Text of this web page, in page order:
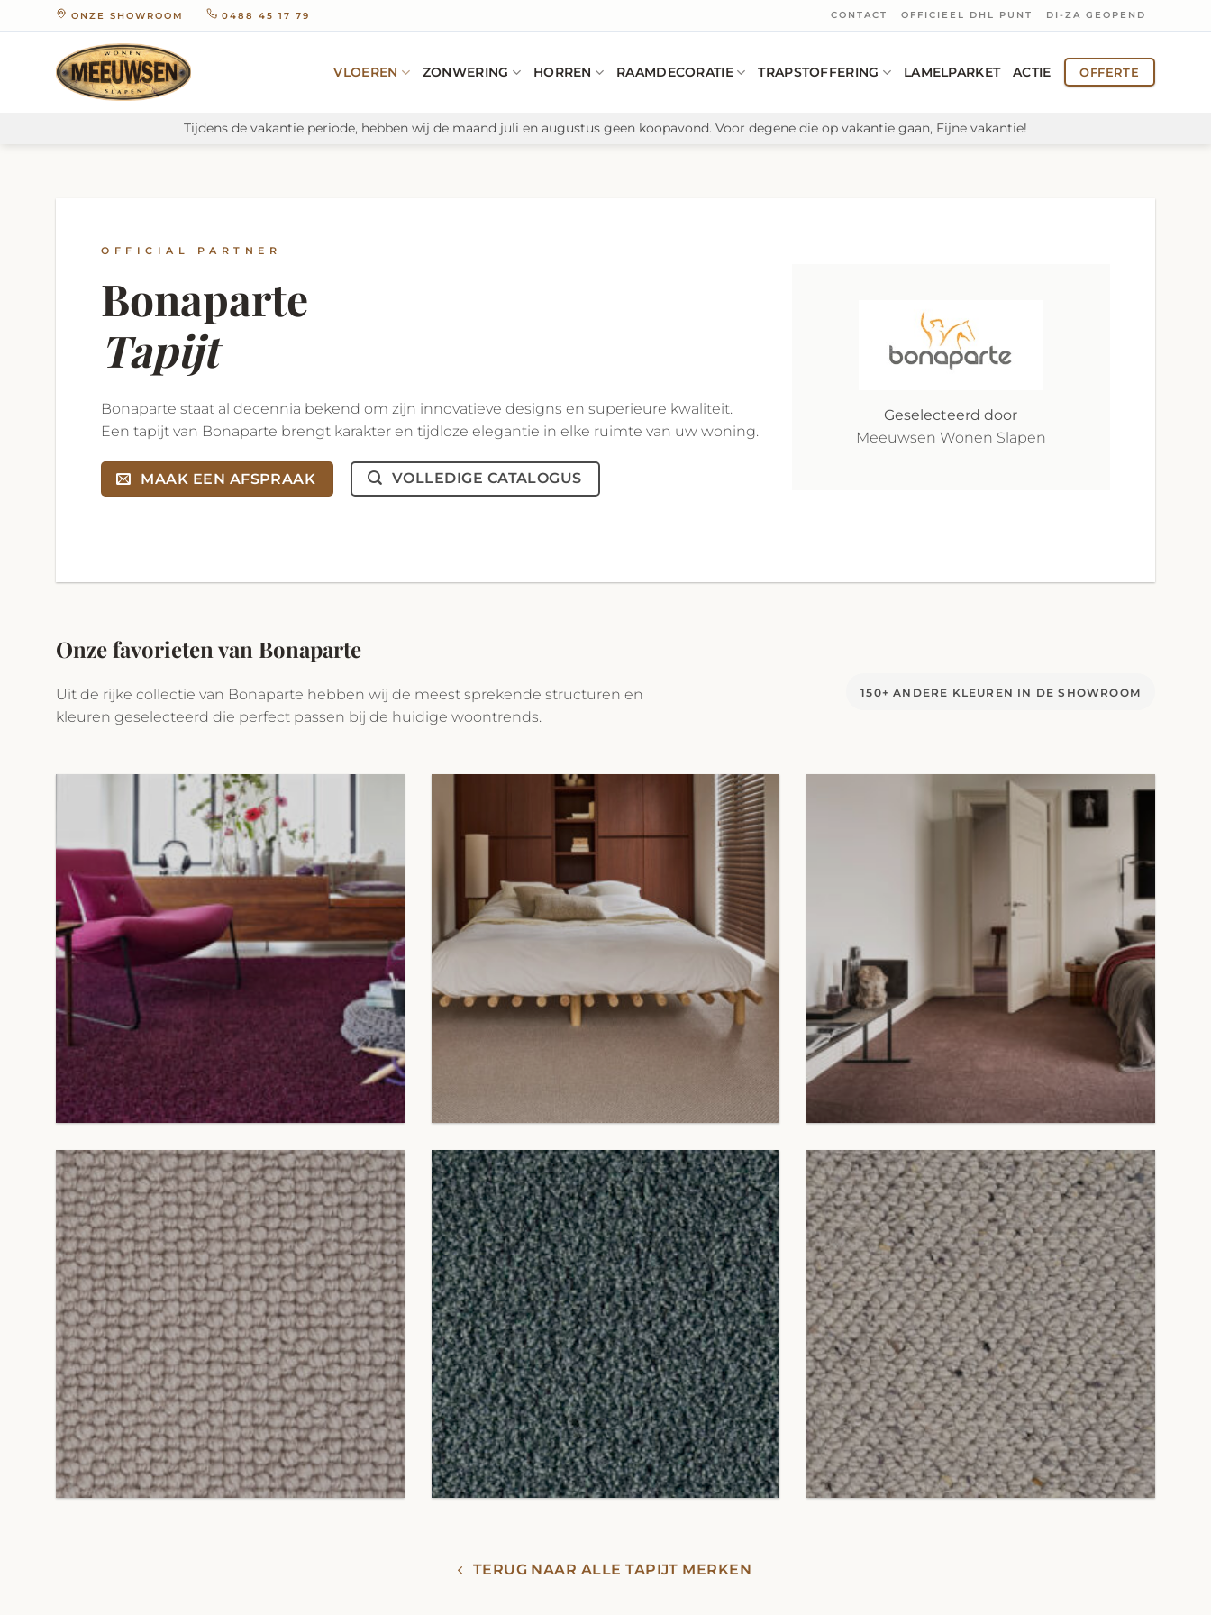
naar
ONZE SHOWROOM 0488 45 17 79 CONTACT OFFICIEEL DHL PUNT DI-ZA GEOPEND
VLOEREN ZONWERING HORREN RAAMDECORATIE TRAPSTOFFERING LAMELPARKET ACTIE OFFERTE
Tijdens de vakantie periode, hebben wij de maand juli en augustus geen koopavond. Voor degene die op vakantie gaan, Fijne vakantie!
OFFICIAL PARTNER
Bonaparte
Tapijt
Bonaparte staat al decennia bekend om zijn innovatieve designs en superieure kwaliteit.
Een tapijt van Bonaparte brengt karakter en tijdloze elegantie in elke ruimte van uw woning.
MAAK EEN AFSPRAAK VOLLEDIGE CATALOGUS
Geselecteerd door
Meeuwsen Wonen Slapen
Onze favorieten van Bonaparte
Uit de rijke collectie van Bonaparte hebben wij de meest sprekende structuren en
kleuren geselecteerd die perfect passen bij de huidige woontrends.
150+ ANDERE KLEUREN IN DE SHOWROOM
TERUG NAAR ALLE TAPIJT MERKEN